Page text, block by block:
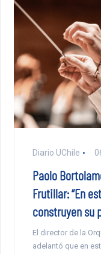
Diario UChile
Paolo
Frutillar: “En
construyen su
El director de la
adelantó que en